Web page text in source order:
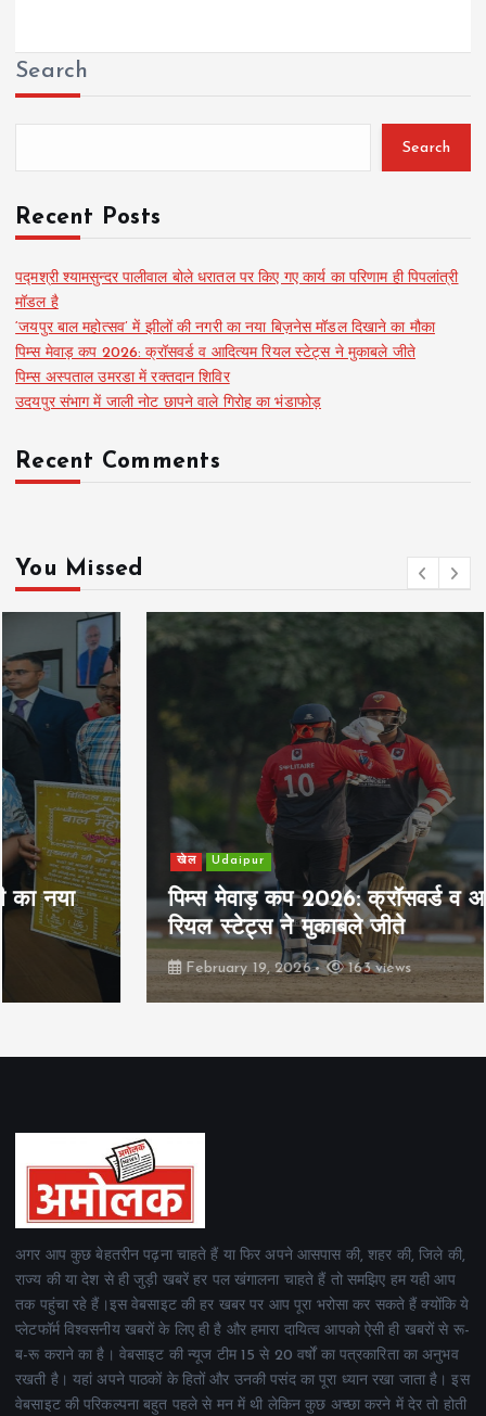
Search
Search
Recent Posts
पद्मश्री श्यामसुन्दर पालीवाल बोले धरातल पर किए गए कार्य का परिणाम ही पिपलांत्री
मॉडल है
‘जयपुर बाल महोत्सव’ में झीलों की नगरी का नया बिज़नेस मॉडल दिखाने का मौका
पिम्स मेवाड़ कप 2026: क्रॉसवर्ड व आदित्यम रियल स्टेट्स ने मुकाबले जीते
पिम्स अस्पताल उमरडा में रक्तदान शिविर
उदयपुर संभाग में जाली नोट छापने वाले गिरोह का भंडाफोड़
Recent Comments
You Missed
खेल Udaipur
पिम्स मेवाड़ कप 2026: क्रॉसवर्ड व आदित्यम
रियल स्टेट्स ने मुकाबले जीते
February 19, 2026 163 views
अगर आप कुछ बेहतरीन पढ़ना चाहते हैं या फिर अपने आसपास की, शहर की, जिले की,
राज्य की या देश से ही जुड़ी खबरें हर पल खंगालना चाहते हैं तो समझिए हम यही आप
तक पहुंचा रहे हैं।इस वेबसाइट की हर खबर पर आप पूरा भरोसा कर सकते हैं क्योंकि ये
प्लेटफॉर्म विश्वसनीय खबरों के लिए ही है और हमारा दायित्व आपको ऐसी ही खबरों से रू-
ब-रू कराने का है। वेबसाइट की न्यूज टीम 15 से 20 वर्षों का पत्रकारिता का अनुभव
रखती है। यहां अपने पाठकों के हितों और उनकी पसंद का पूरा ध्यान रखा जाता है। इस
वेबसाइट की परिकल्पना बहुत पहले से मन में थी लेकिन कुछ अच्छा करने में देर तो होती